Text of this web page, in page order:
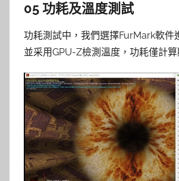
05 功耗及溫度測試
功耗測試中，我們選擇FurMark軟件
並采用GPU-Z檢測溫度，功耗僅計算